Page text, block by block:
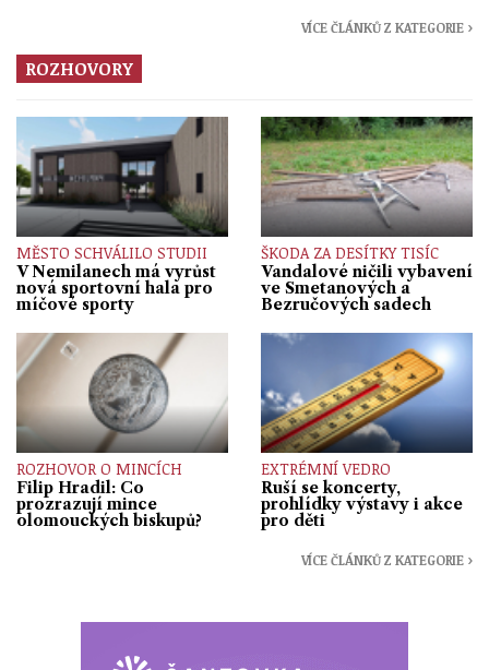
VÍCE ČLÁNKŮ Z KATEGORIE ›
ROZHOVORY
MĚSTO SCHVÁLILO STUDII
V Nemilanech má vyrůst
nová sportovní hala pro
míčové sporty
ŠKODA ZA DESÍTKY TISÍC
Vandalové ničili vybavení
ve Smetanových a
Bezručových sadech
ROZHOVOR O MINCÍCH
Filip Hradil: Co
prozrazují mince
olomouckých biskupů?
EXTRÉMNÍ VEDRO
Ruší se koncerty,
prohlídky výstavy i akce
pro děti
VÍCE ČLÁNKŮ Z KATEGORIE ›